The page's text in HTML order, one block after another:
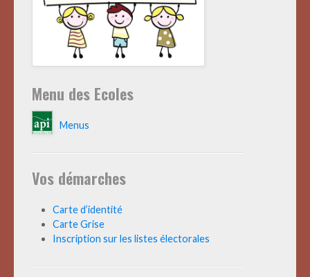
Menu des Ecoles
Menus
Vos démarches
Carte d’identité
Carte Grise
Inscription sur les listes électorales